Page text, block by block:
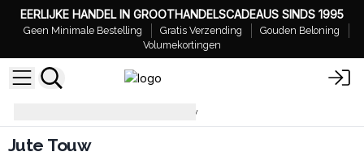
EERLIJKE HANDEL IN GROOTHANDELSCADEAUS SINDS 1995
Geen Minimale Bestelling Gratis Verzending
Gouden Beloning
Volumekortingen
Jute Touw
Jute Touw